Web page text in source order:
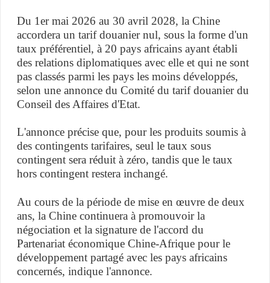
Du 1er mai 2026 au 30 avril 2028, la Chine
accordera un tarif douanier nul, sous la forme d'un
taux préférentiel, à 20 pays africains ayant établi
des relations diplomatiques avec elle et qui ne sont
pas classés parmi les pays les moins développés,
selon une annonce du Comité du tarif douanier du
Conseil des Affaires d'Etat.
L'annonce précise que, pour les produits soumis à
des contingents tarifaires, seul le taux sous
contingent sera réduit à zéro, tandis que le taux
hors contingent restera inchangé.
Au cours de la période de mise en œuvre de deux
ans, la Chine continuera à promouvoir la
négociation et la signature de l'accord du
Partenariat économique Chine-Afrique pour le
développement partagé avec les pays africains
concernés, indique l'annonce.